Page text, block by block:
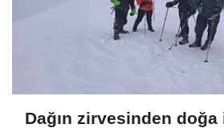
Dağın zirvesinden